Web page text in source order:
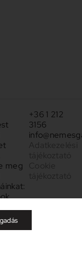
meg
+36 1 212
3156